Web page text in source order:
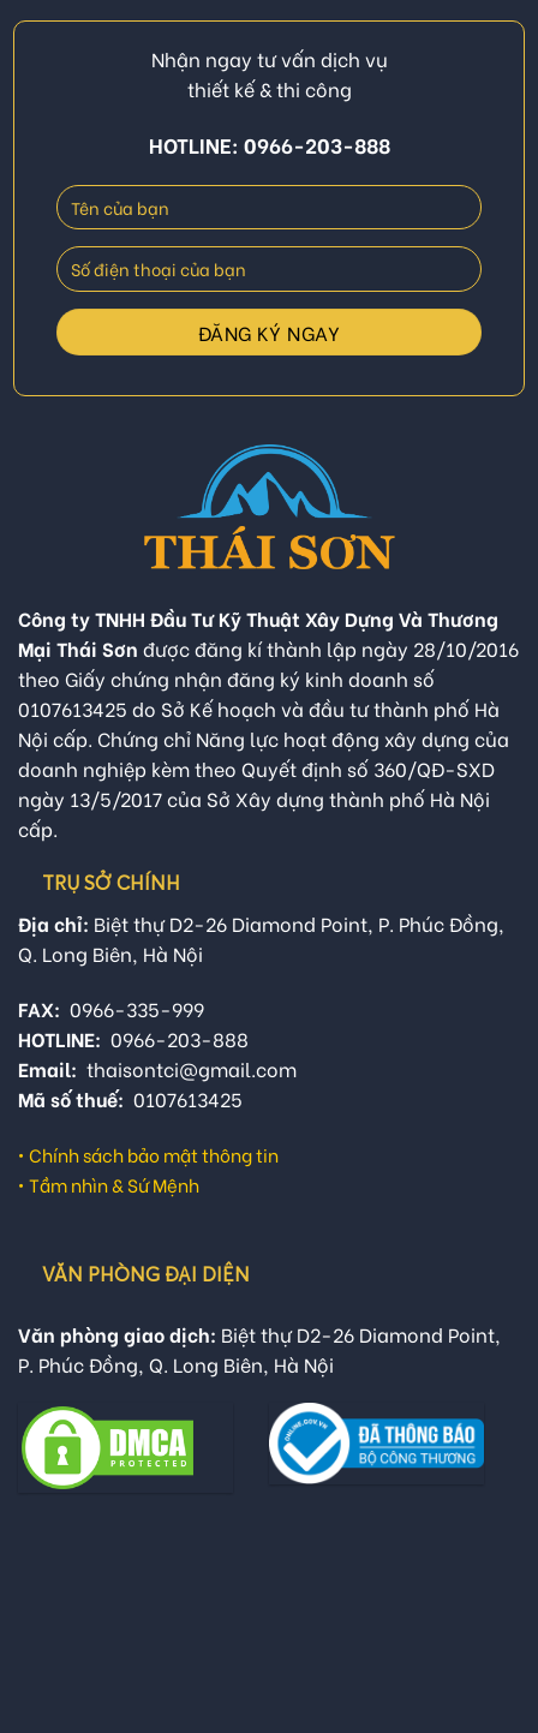
Nhận ngay tư vấn dịch vụ
thiết kế & thi công
HOTLINE: 0966-203-888
Công ty TNHH Đầu Tư Kỹ Thuật Xây Dựng Và Thương
Mại Thái Sơn được đăng kí thành lập ngày 28/10/2016
theo Giấy chứng nhận đăng ký kinh doanh số
0107613425 do Sở Kế hoạch và đầu tư thành phố Hà
Nội cấp. Chứng chỉ Năng lực hoạt động xây dựng của
doanh nghiệp kèm theo Quyết định số 360/QĐ-SXD
ngày 13/5/2017 của Sở Xây dựng thành phố Hà Nội
cấp.
TRỤ SỞ CHÍNH
Địa chỉ: Biệt thự D2-26 Diamond Point, P. Phúc Đồng,
Q. Long Biên, Hà Nội
FAX: 0966-335-999
HOTLINE: 0966-203-888
Email: thaisontci@gmail.com
Mã số thuế: 0107613425
• Chính sách bảo mật thông tin
• Tầm nhìn & Sứ Mệnh
VĂN PHÒNG ĐẠI DIỆN
Văn phòng giao dịch: Biệt thự D2-26 Diamond Point,
P. Phúc Đồng, Q. Long Biên, Hà Nội